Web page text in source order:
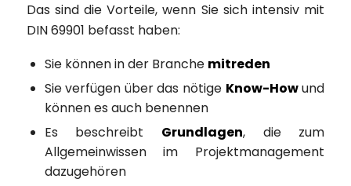
Das sind die Vorteile, wenn Sie sich intensiv mit
DIN 69901 befasst haben:
Sie können in der Branche mitreden
Sie verfügen über das nötige Know-Howund
können es auch benennen
Es beschreibt Grundlagen, die zum
Allgemeinwissen im Projektmanagement
dazugehören